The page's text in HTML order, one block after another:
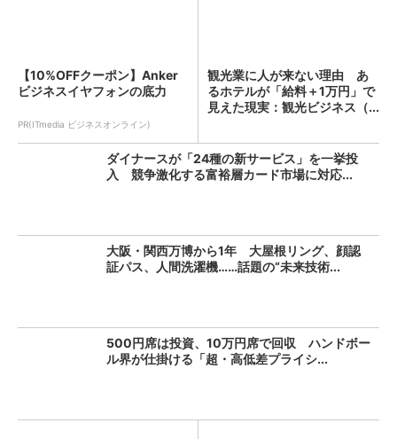
【10%OFFクーポン】Anker
ビジネスイヤフォンの底力
PR(ITmedia ビジネスオンライン)
観光業に人が来ない理由 あ
るホテルが「給料＋1万円」で
見えた現実：観光ビジネス（...
ダイナースが「24種の新サービス」を一挙投
入 競争激化する富裕層カード市場に対応...
大阪・関西万博から1年 大屋根リング、顔認
証パス、人間洗濯機……話題の“未来技術...
500円席は投資、10万円席で回収 ハンドボー
ル界が仕掛ける「超・高低差プライシ...